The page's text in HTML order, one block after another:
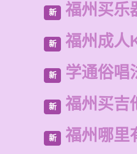
新 福州买乐
新 福州成人
新 学通俗唱
新 福州买吉
新 福州哪里